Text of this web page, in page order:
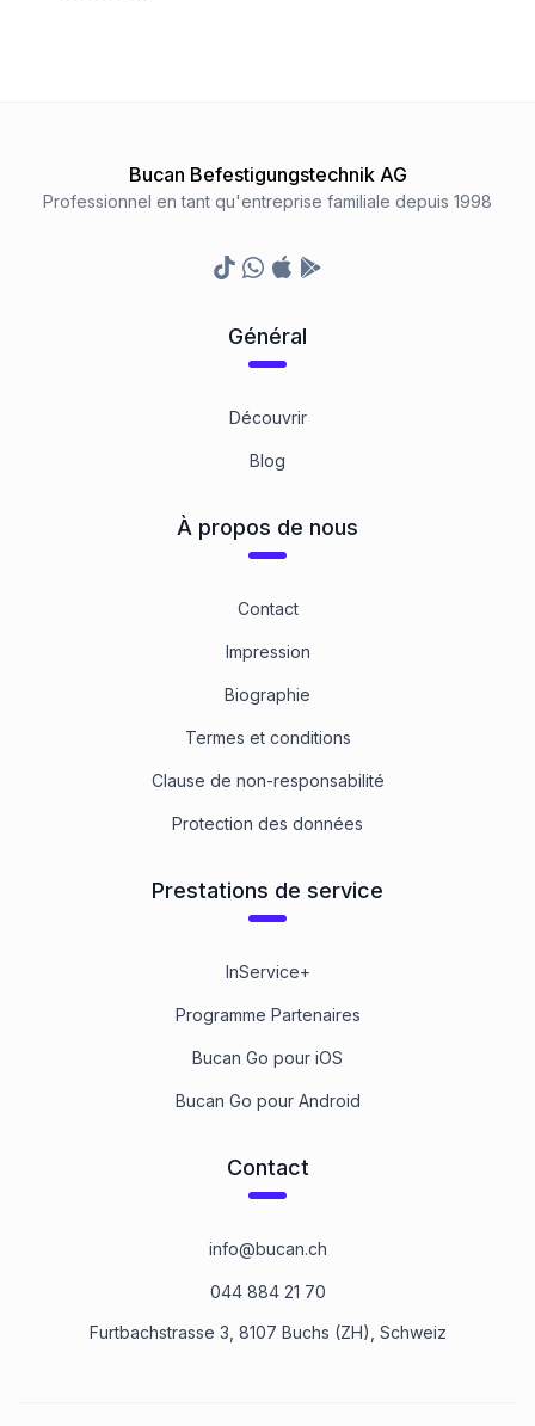
Bucan Befestigungstechnik AG
Professionnel en tant qu'entreprise familiale depuis 1998
TikTokWhatsapp
Appstore
Google Play Store
Général
Découvrir
Blog
À propos de nous
Contact
Impression
Biographie
Termes et conditions
Clause de non-responsabilité
Protection des données
Prestations de service
InService+
Programme Partenaires
Bucan Go pour iOS
Bucan Go pour Android
Contact
info@bucan.ch
044 884 21 70
Furtbachstrasse 3, 8107 Buchs (ZH), Schweiz